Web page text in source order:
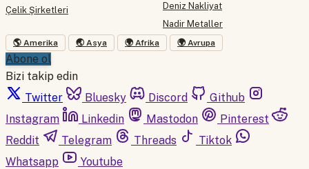
Çelik Şirketleri
Deniz Nakliyat
Nadir Metaller
🌎 Amerika 🌏 Asya 🌍 Afrika 🌍 Avrupa
Abone ol
Bizi takip edin
Twitter
Bluesky Discord
Github
Instagram
Linkedin Mastodon
Pinterest
Reddit
Telegram Threads
Tiktok
Whatsapp
Youtube